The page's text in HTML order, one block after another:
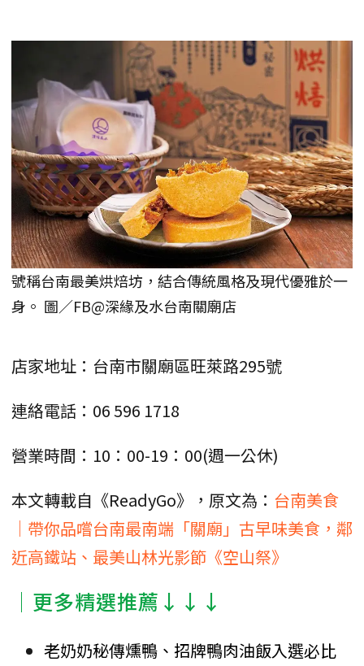
號稱台南最美烘焙坊，結合傳統風格及現代優雅於一
身。 圖／FB@深緣及水台南關廟店
店家地址：台南市關廟區旺萊路295號
連絡電話：06 596 1718
營業時間：10：00-19：00(週一公休)
本文轉載自《ReadyGo》，原文為： 台南美食
｜帶你品嚐台南最南端「關廟」古早味美食，鄰
近高鐵站、最美山林光影節《空山祭》
│更多精選推薦↓↓↓
老奶奶秘傳燻鴨、招牌鴨肉油飯入選必比